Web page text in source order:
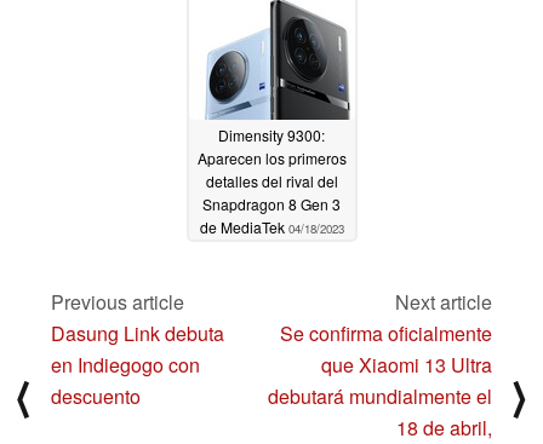
Dimensity 9300:
Aparecen los primeros
detalles del rival del
Snapdragon 8 Gen 3
de MediaTek 04/18/2023
⟨
Previous article
Dasung Link debuta
en Indiegogo con
descuento
Next article
Se confirma oficialmente
que Xiaomi 13 Ultra
debutará mundialmente el
18 de abril,
⟩